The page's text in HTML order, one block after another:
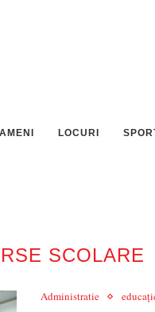
LOCURI
SCOLARE
Administratie